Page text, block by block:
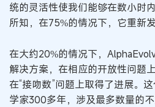
统的灵活性使我们能够在数小时
所知，在75%的情况下，它重新
在大约20%的情况下，
解决方案，在相应的开放性问题
在“接吻数”问题上取得了进展。
学家300多年，涉及最多数量的